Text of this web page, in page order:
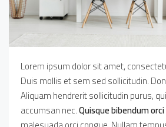
Lorem ipsum dolor sit amet,
Duis mollis et sem sed sollicitudin.
Aliquam hendrerit sollicitudin purus,
accumsan nec.Quisque bibendum